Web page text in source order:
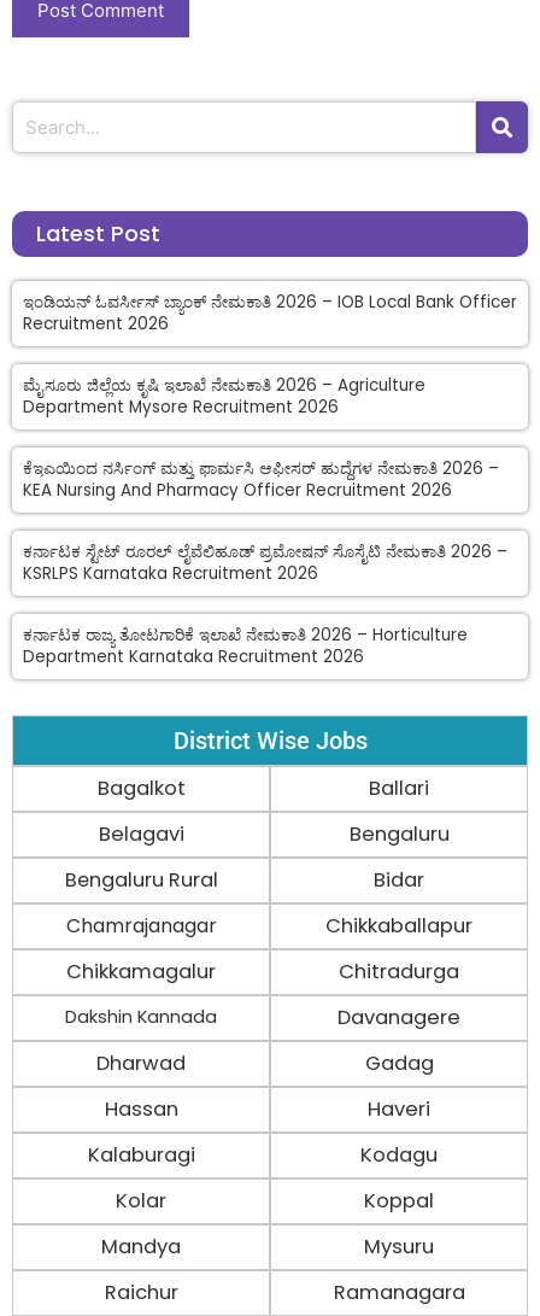
Latest Post
ಇಂಡಿಯನ್ ಓವರ್ಸೀಸ್ ಬ್ಯಾಂಕ್ ನೇಮಕಾತಿ 2026 – IOB Local Bank Officer
Recruitment 2026
ಮೈಸೂರು ಜಿಲ್ಲೆಯ ಕೃಷಿ ಇಲಾಖೆ ನೇಮಕಾತಿ 2026 – Agriculture
Department Mysore Recruitment 2026
ಕೆಇಎಯಿಂದ ನರ್ಸಿಂಗ್ ಮತ್ತು ಫಾರ್ಮಸಿ ಆಫೀಸರ್ ಹುದ್ದೆಗಳ ನೇಮಕಾತಿ 2026 –
KEA Nursing And Pharmacy Officer Recruitment 2026
ಕರ್ನಾಟಕ ಸ್ಟೇಟ್ ರೂರಲ್ ಲೈವೆಲಿಹೂಡ್ ಪ್ರಮೋಷನ್ ಸೊಸೈಟಿ ನೇಮಕಾತಿ 2026 –
KSRLPS Karnataka Recruitment 2026
ಕರ್ನಾಟಕ ರಾಜ್ಯ ತೋಟಗಾರಿಕೆ ಇಲಾಖೆ ನೇಮಕಾತಿ 2026 – Horticulture
Department Karnataka Recruitment 2026
District Wise Jobs
Bagalkot
Ballari
Belagavi
Bengaluru
Bengaluru Rural
Bidar
Chamrajanagar
Chikkaballapur
Chikkamagalur
Chitradurga
Dakshin Kannada
Davanagere
Dharwad
Gadag
Hassan
Haveri
Kalaburagi
Kodagu
Kolar
Koppal
Mandya
Mysuru
Raichur
Ramanagara